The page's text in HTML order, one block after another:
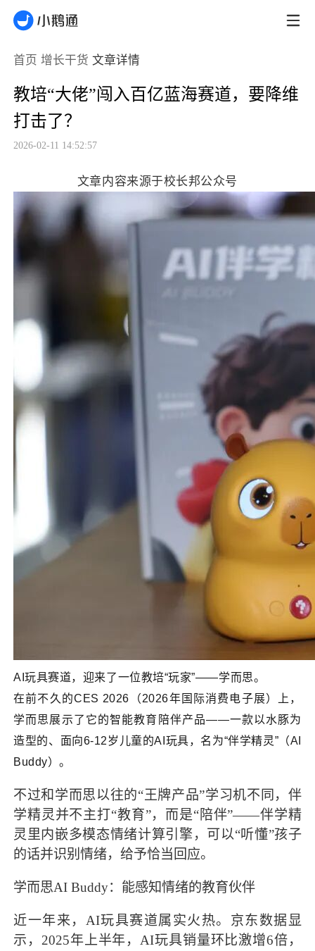
首页 增长干货 文章详情
教培“大佬”闯入百亿蓝海赛道，要降维
打击了？
2026-02-11 14:52:57
文章内容来源于校长邦公众号
AI玩具赛道，迎来了一位教培“玩家”——学而思。
在前不久的CES 2026（2026年国际消费电子展）上，
学而思展示了它的智能教育陪伴产品——一款以水豚为
造型的、面向6-12岁儿童的AI玩具，名为“伴学精灵”（AI
Buddy）。
不过和学而思以往的“王牌产品”学习机不同，伴
学精灵并不主打“教育”，而是“陪伴”——伴学精
灵里内嵌多模态情绪计算引擎，可以“听懂”孩子
的话并识别情绪，给予恰当回应。
学而思AI Buddy：能感知情绪的教育伙伴
近一年来，AI玩具赛道属实火热。京东数据显
示，2025年上半年，AI玩具销量环比激增6倍，